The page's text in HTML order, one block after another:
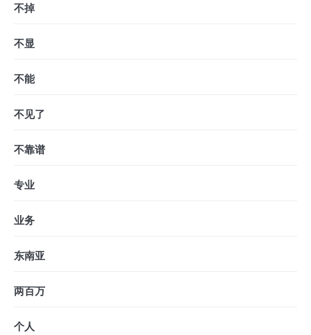
不掉
不显
不能
不见了
不靠谱
专业
业务
东南亚
两百万
个人